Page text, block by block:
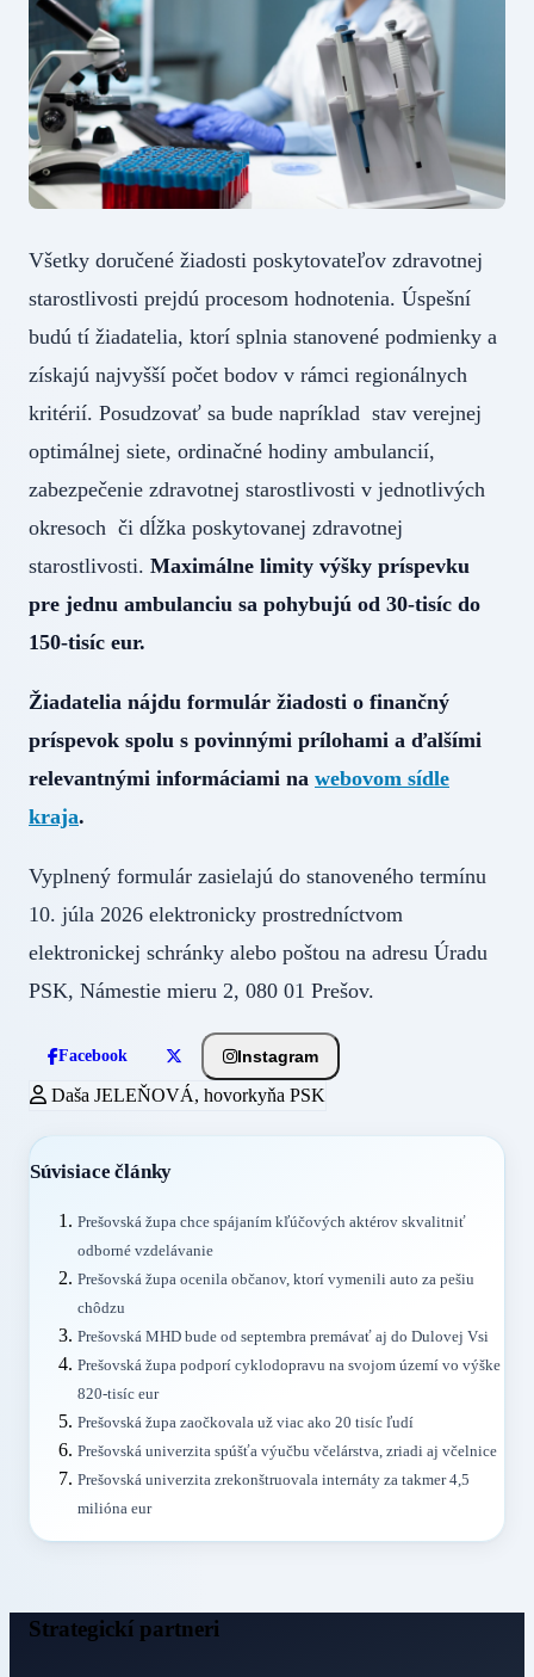
Všetky doručené žiadosti poskytovateľov zdravotnej
starostlivosti prejdú procesom hodnotenia. Úspešní
budú tí žiadatelia, ktorí splnia stanovené podmienky a
získajú najvyšší počet bodov v rámci regionálnych
kritérií. Posudzovať sa bude napríklad stav verejnej
optimálnej siete, ordinačné hodiny ambulancií,
zabezpečenie zdravotnej starostlivosti v jednotlivých
okresoch či dĺžka poskytovanej zdravotnej
starostlivosti. Maximálne limity výšky príspevku
pre jednu ambulanciu sa pohybujú od 30-tisíc do
150-tisíc eur.
Žiadatelia nájdu formulár žiadosti o finančný
príspevok spolu s povinnými prílohami a ďalšími
relevantnými informáciami na webovom sídle
kraja.
Vyplnený formulár zasielajú do stanoveného termínu
10. júla 2026 elektronicky prostredníctvom
elektronickej schránky alebo poštou na adresu Úradu
PSK, Námestie mieru 2, 080 01 Prešov.
Facebook Instagram
Daša JELEŇOVÁ, hovorkyňa PSK
Súvisiace články
Prešovská župa chce spájaním kľúčových aktérov skvalitniť
odborné vzdelávanie
Prešovská župa ocenila občanov, ktorí vymenili auto za pešiu
chôdzu
Prešovská MHD bude od septembra premávať aj do Dulovej Vsi
Prešovská župa podporí cyklodopravu na svojom území vo výške
820-tisíc eur
Prešovská župa zaočkovala už viac ako 20 tisíc ľudí
Prešovská univerzita spúšťa výučbu včelárstva, zriadi aj včelnice
Prešovská univerzita zrekonštruovala internáty za takmer 4,5
milióna eur
Strategickí partneri